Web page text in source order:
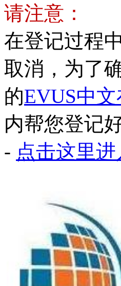
请注意：
在登记过程
取消，为了
的EVUS中
内帮您登记好
- 点击这里